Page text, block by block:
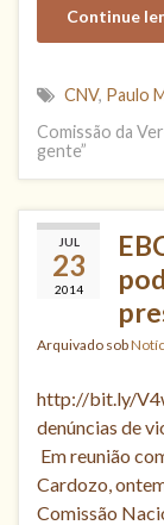
Continue
CNV, Paulo
Comissão da
gente”
JUL
23
2014
Arquivado sob
http://bit.ly/
denúncias de
Em reunião
Cardozo,
Comissão